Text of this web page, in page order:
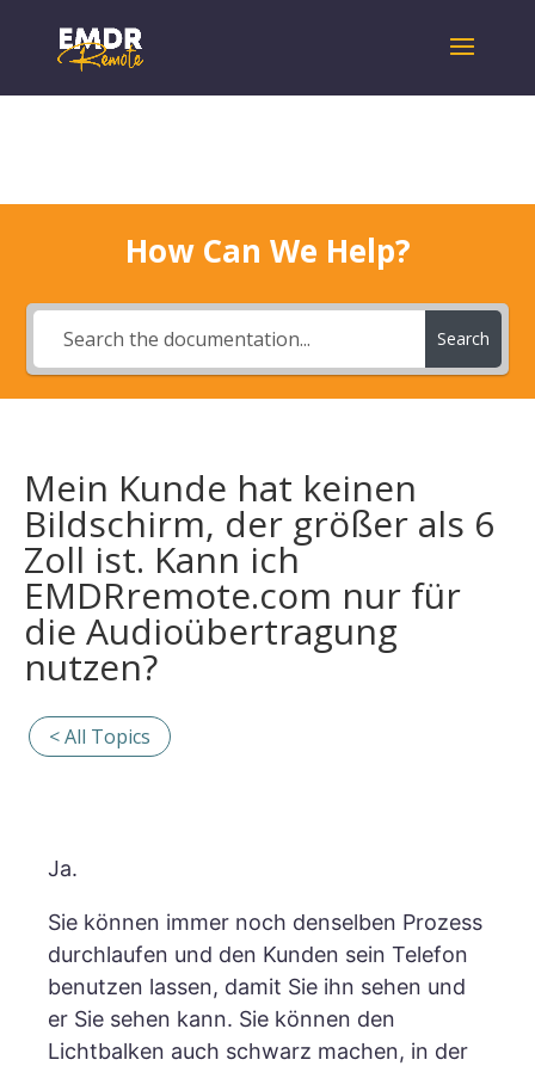
How Can We Help?
Search
Mein Kunde hat keinen
Bildschirm, der größer als 6
Zoll ist. Kann ich
EMDRremote.com nur für
die Audioübertragung
nutzen?
< All Topics
Ja.
Sie können immer noch denselben Prozess
durchlaufen und den Kunden sein Telefon
benutzen lassen, damit Sie ihn sehen und
er Sie sehen kann. Sie können den
Lichtbalken auch schwarz machen, in der